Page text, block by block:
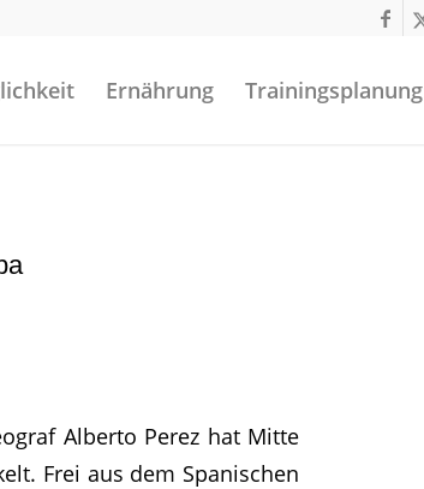
Ernährung Trainingsplanung
Alberto Perez hat Mitte
Frei aus dem Spanischen